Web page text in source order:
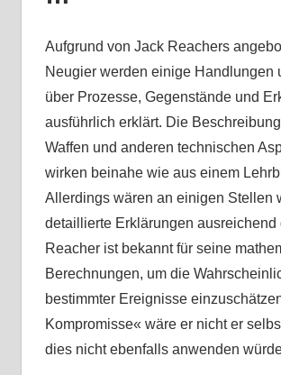
Aufgrund von Jack Reachers
Neugier werden einige Handlungen
über Prozesse, Gegenstände und
ausführlich erklärt. Die
Waffen und anderen technischen
wirken beinahe wie aus einem
Allerdings wären an einigen Stellen
detaillierte Erklärungen ausreichend
Reacher ist bekannt für seine
Berechnungen, um die
bestimmter Ereignisse
Kompromisse« wäre er nicht er
dies nicht ebenfalls anwenden